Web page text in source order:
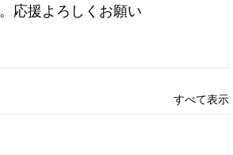
応援よろしくお願い
すべて表示